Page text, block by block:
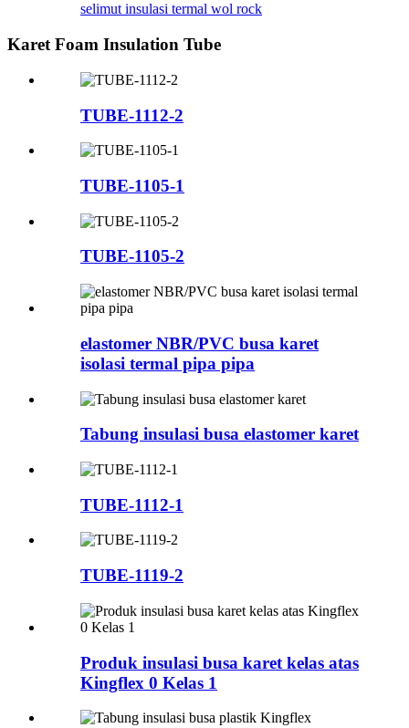
selimut insulasi termal wol rock
Karet Foam Insulation Tube
TUBE-1112-2
TUBE-1105-1
TUBE-1105-2
elastomer NBR/PVC busa karet
isolasi termal pipa pipa
Tabung insulasi busa elastomer karet
TUBE-1112-1
TUBE-1119-2
Produk insulasi busa karet kelas atas
Kingflex 0 Kelas 1